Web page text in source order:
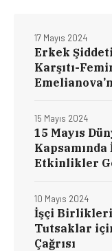
Erkek
Karşıtı-
17 Mayıs 2024
15 Mayıs
Etkinlikler
15 Mayıs 2024
İşçi
Tutsaklar
Çağrısı
10 Mayıs 2024